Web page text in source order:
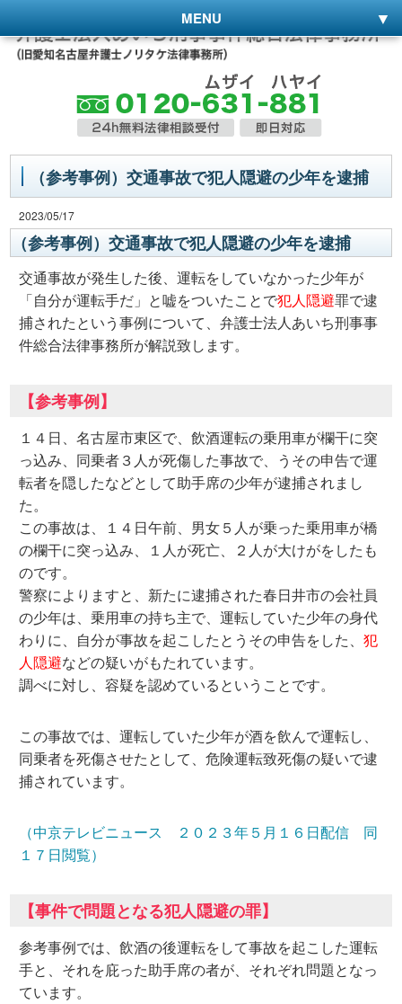
MENU
（参考事例）交通事故で犯人隠避の少年を逮捕
2023/05/17
（参考事例）交通事故で犯人隠避の少年を逮捕
交通事故が発生した後、運転をしていなかった少年が
「自分が運転手だ」と嘘をついたことで犯人隠避罪で逮
捕されたという事例について、弁護士法人あいち刑事事
件総合法律事務所が解説致します。
【参考事例】
１４日、名古屋市東区で、飲酒運転の乗用車が欄干に突
っ込み、同乗者３人が死傷した事故で、うその申告で運
転者を隠したなどとして助手席の少年が逮捕されまし
た。
この事故は、１４日午前、男女５人が乗った乗用車が橋
の欄干に突っ込み、１人が死亡、２人が大けがをしたも
のです。
警察によりますと、新たに逮捕された春日井市の会社員
の少年は、乗用車の持ち主で、運転していた少年の身代
わりに、自分が事故を起こしたとうその申告をした、犯
人隠避などの疑いがもたれています。
調べに対し、容疑を認めているということです。
この事故では、運転していた少年が酒を飲んで運転し、
同乗者を死傷させたとして、危険運転致死傷の疑いで逮
捕されています。
（中京テレビニュース ２０２３年５月１６日配信 同
１７日閲覧）
【事件で問題となる犯人隠避の罪】
参考事例では、飲酒の後運転をして事故を起こした運転
手と、それを庇った助手席の者が、それぞれ問題となっ
ています。